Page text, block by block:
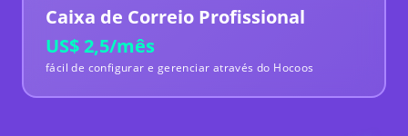
Julio Alonzo
República Dominicana
Pequeno Empresário
Caixa de Correio Profissional
US$ 2,5/mês
fácil de configurar e gerenciar através do Hocoos